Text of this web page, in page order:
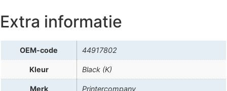
Extra informatie
OEM-code 44917802
Kleur Black (K)
Merk Printercompany